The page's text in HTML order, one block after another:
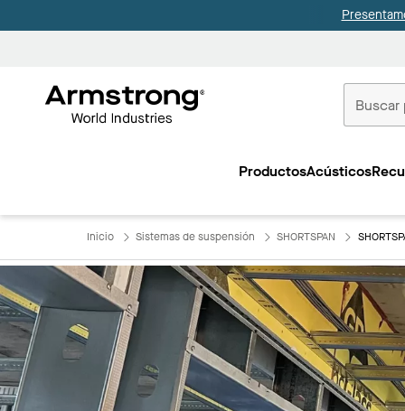
Inicio
ProductosAcústicos
Inicio Sistemas de suspensión SHORTSPAN